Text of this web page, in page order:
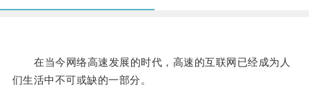
在当今网络高速发展的时代，高速的互联网已经成为人
们生活中不可或缺的一部分。